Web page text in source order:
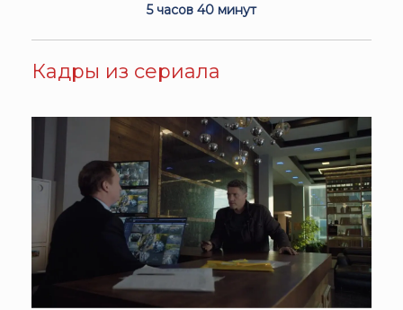
5 часов 40 минут
Кадры из сериала